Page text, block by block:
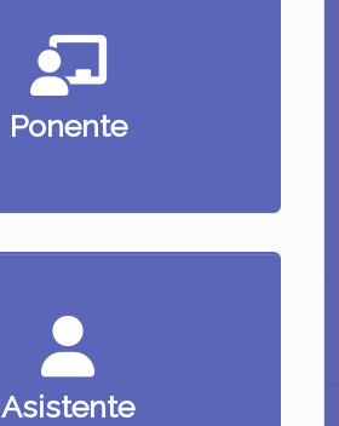
Ponente
Asistente